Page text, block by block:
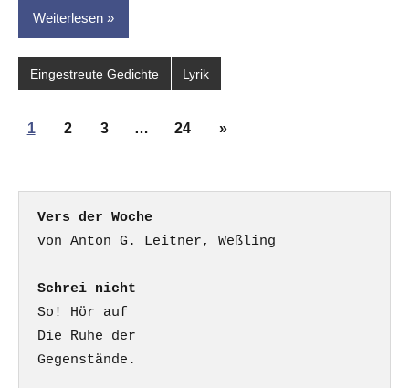
Weiterlesen
Eingestreute Gedichte Lyrik
Seitennummerierung
1 2 3 … 24
Nächste
»
Vers der Woche
Schrei nicht
So! Hör auf
Die Ruhe der
Gegenstände.